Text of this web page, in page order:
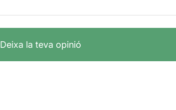
Deixa la teva opinió